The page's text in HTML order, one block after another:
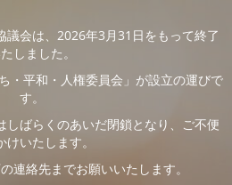
議会は、2026年3月31日をもって終了
しました。
・平和・人権委員会」が設立の運びで
す。
しばらくのあいだ閉鎖となり、ご不便
けいたします。
連絡先までお願いいたします。